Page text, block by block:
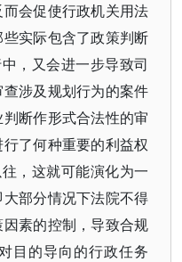
会促使行政机关用法
实际包含了政策判断
，又会进一步导致司
涉及规划行为的案件
断作形式合法性的审
了何种重要的利益权
，这就可能演化为一
部分情况下法院不得
素的控制，导致合规
目的导向的行政任务